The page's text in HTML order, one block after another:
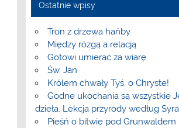
Ostatnie wpisy
Tron z drzewa hańby
Między rózgą a relacją
Gotowi umierać za wiarę
Św. Jan
Królem chwały Tyś, o Chryste!
Godne ukochania są wszystkie
dzieła. Lekcja przyrody według
Pieśń o bitwie pod Grunwaldem